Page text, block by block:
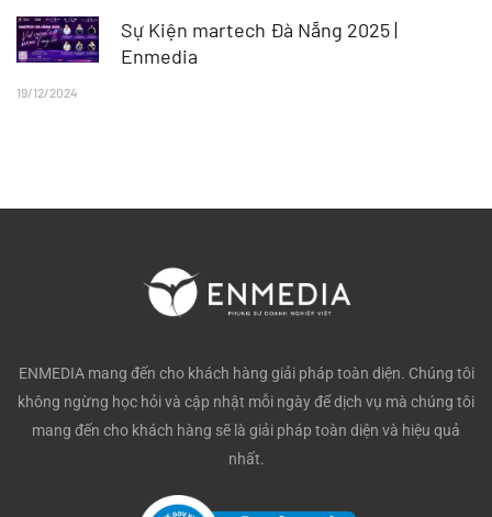
Sự Kiện martech Đà Nẵng 2025 |
Enmedia
19/12/2024
ENMEDIA mang đến cho khách hàng giải pháp toàn diện. Chúng tôi
không ngừng học hỏi và cập nhật mỗi ngày để dịch vụ mà chúng tôi
mang đến cho khách hàng sẽ là giải pháp toàn diện và hiệu quả
nhất.